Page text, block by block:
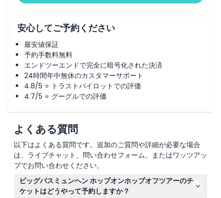
安心してご予約ください
最安値保証
予約手数料無料
エンドツーエンドで完全に暗号化された決済
24時間年中無休のカスタマーサポート
4.8/5 ⭐ トラストパイロットでの評価
4.7/5 ⭐ グーグルでの評価
よくある質問
以下はよくある質問です。追加のご質問や詳細が必要な場合
は、ライブチャット、問い合わせフォーム、またはワッツアッ
プでお問い合わせください。
ビッグバスミュンヘン ホップオンホップオフツアーのチ
ケットはどうやって予約しますか？